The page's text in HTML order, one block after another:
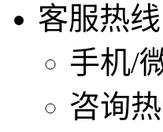
客服热线
手机/
咨询